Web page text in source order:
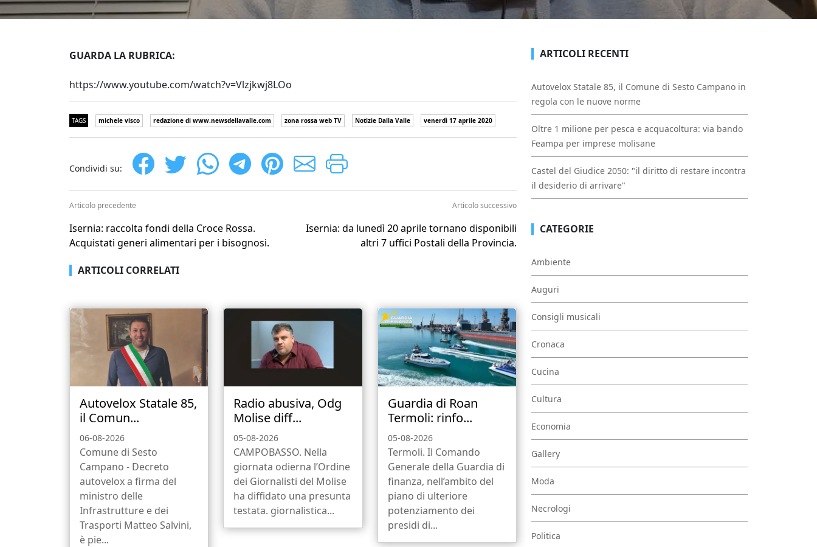
GUARDA LA RUBRICA:
https://www.youtube.com/watch?v=Vlzjkwj8LOo
TAGS michele visco redazione di www.newsdellavalle.com zona rossa web TV Notizie Dalla Valle venerdì 17 aprile 2020
Condividi su:
Articolo precedente
Isernia: raccolta fondi della Croce Rossa.
Acquistati generi alimentari per i bisognosi.
Articolo successivo
Isernia: da lunedì 20 aprile tornano disponibili
altri 7 uffici Postali della Provincia.
ARTICOLI CORRELATI
Autovelox Statale 85,
il Comun...
06-08-2026
Comune di Sesto
Campano - Decreto
autovelox a firma del
ministro delle
Infrastrutture e dei
Trasporti Matteo Salvini,
è pie...
Radio abusiva, Odg
Molise diff...
05-08-2026
CAMPOBASSO. Nella
giornata odierna l’Ordine
dei Giornalisti del Molise
ha diffidato una presunta
testata. giornalistica...
Guardia di Roan
Termoli: rinfo...
05-08-2026
Termoli. Il Comando
Generale della Guardia di
finanza, nell’ambito del
piano di ulteriore
potenziamento dei
presidi di...
ARTICOLI RECENTI
Autovelox Statale 85, il Comune di Sesto Campano in
regola con le nuove norme
Oltre 1 milione per pesca e acquacoltura: via bando
Feampa per imprese molisane
Castel del Giudice 2050: "il diritto di restare incontra
il desiderio di arrivare"
CATEGORIE
Ambiente
Auguri
Consigli musicali
Cronaca
Cucina
Cultura
Economia
Gallery
Moda
Necrologi
Politica